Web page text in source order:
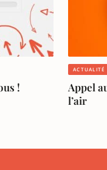
!
ACTUALITÉ
Appel
l’air